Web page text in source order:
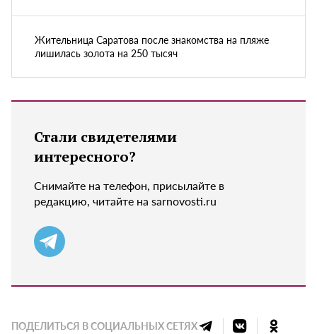
Жительница Саратова после знакомства на пляже
лишилась золота на 250 тысяч
Стали свидетелями
интересного?
Снимайте на телефон, присылайте в
редакцию, читайте на sarnovosti.ru
ПОДЕЛИТЬСЯ В СОЦИАЛЬНЫХ СЕТЯХ